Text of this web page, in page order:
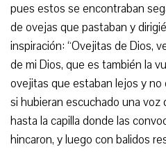
pues estos se encontraban
de ovejas que pastaban y
inspiración: “Ovejitas de Dios,
de mi Dios, que es también la
ovejitas que estaban lejos y
si hubieran escuchado una voz
hasta la capilla donde las
hincaron, y luego con balidos